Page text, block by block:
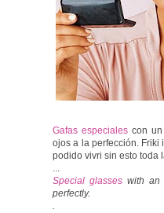
Gafas especiales con
ojos a la perfección. Friki
podido vivri sin esto toda
...
Special glasseswith an
perfectly.
.